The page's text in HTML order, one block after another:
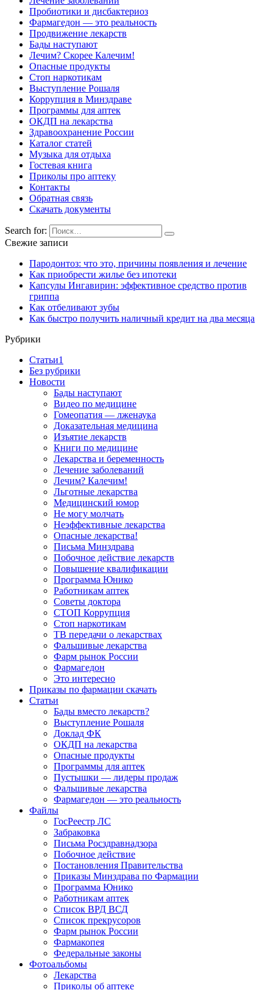
Пробиотики и дисбактериоз
Фармагедон — это реальность
Продвижение лекарств
Бады наступают
Лечим? Скорее Калечим!
Опасные продукты
Стоп наркотикам
Выступление Рошаля
Коррупция в Минздраве
Программы для аптек
ОКДП на лекарства
Здравоохранение России
Каталог статей
Музыка для отдыха
Гостевая книга
Приколы про аптеку
Контакты
Обратная связь
Скачать документы
Search for:
Свежие записи
Пародонтоз: что это, причины появления и лечение
Как приобрести жилье без ипотеки
Капсулы Ингавирин: эффективное средство против
гриппа
Как отбеливают зубы
Как быстро получить наличный кредит на два месяца
Рубрики
Cтатьи1
Без рубрики
Новости
Бады наступают
Видео по медицине
Гомеопатия — лженаука
Доказательная медицина
Изъятие лекарств
Книги по медицине
Лекарства и беременность
Лечение заболеваний
Лечим? Калечим!
Льготные лекарства
Медицинский юмор
Не могу молчать
Неэффективные лекарства
Опасные лекарства!
Письма Минздрава
Побочное действие лекарств
Повышение квалификации
Программа Юнико
Работникам аптек
Советы доктора
СТОП Коррупция
Стоп наркотикам
ТВ передачи о лекарствах
Фальшивые лекарства
Фарм рынок России
Фармагедон
Это интересно
Приказы по фармации скачать
Статьи
Бады вместо лекарств?
Выступление Рошаля
Доклад ФК
ОКДП на лекарства
Опасные продукты
Программы для аптек
Пустышки — лидеры продаж
Фальшивые лекарства
Фармагедон — это реальность
Файлы
ГосРеестр ЛС
Забраковка
Письма Росздравнадзора
Побочное действие
Постановления Правительства
Приказы Минздрава по Фармации
Программа Юнико
Работникам аптек
Список ВРД ВСД
Список прекрусоров
Фарм рынок России
Фармакопея
Федеральные законы
Фотоальбомы
Лекарства
Приколы об аптеке